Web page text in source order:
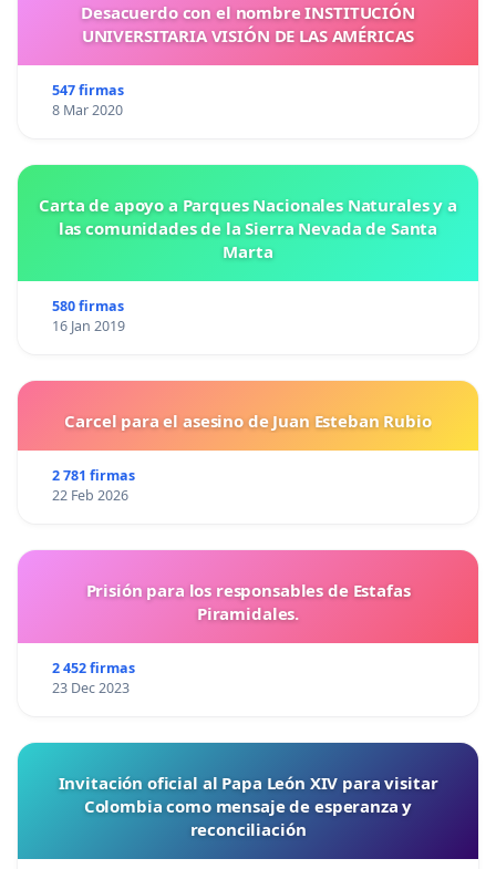
trayectoria del CMCDP cuya candidatura
proponemos paraPremio IbnRushdde la
plenamente con el marco de méritos que se exigen
Andaluza MarroquíForo IbnRushd.
Desacuerdo con el nombre INSTITUCIÓN
UNIVERSITARIA VISIÓN DE LAS AMÉRICAS
547 firmas
8 Mar 2020
Carta de apoyo a Parques Nacionales Naturales y a
las comunidades de la Sierra Nevada de Santa
Marta
580 firmas
16 Jan 2019
Carcel para el asesino de Juan Esteban Rubio
2 781 firmas
22 Feb 2026
Prisión para los responsables de Estafas
Piramidales.
2 452 firmas
23 Dec 2023
Invitación oficial al Papa León XIV para visitar
Colombia como mensaje de esperanza y
reconciliación